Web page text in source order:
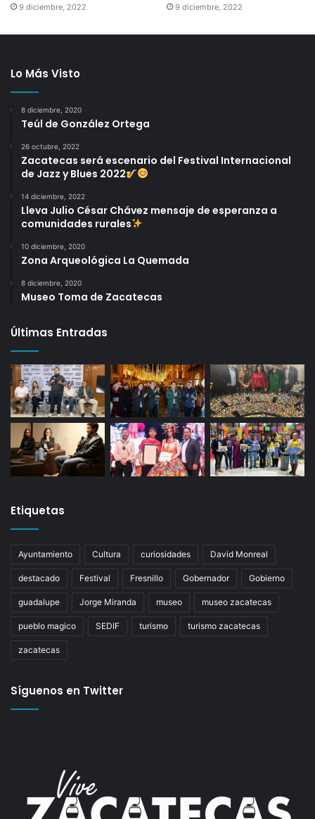
9 diciembre, 2022 9 diciembre, 2022
Lo Más Visto
8 diciembre, 2020
Teúl de González Ortega
26 octubre, 2022
Zacatecas será escenario del Festival Internacional
de Jazz y Blues 2022
14 diciembre, 2022
Lleva Julio César Chávez mensaje de esperanza a
comunidades rurales
10 diciembre, 2020
Zona Arqueológica La Quemada
8 diciembre, 2020
Museo Toma de Zacatecas
Últimas Entradas
Etiquetas
Ayuntamiento Cultura curiosidades David Monreal
destacado Festival Fresnillo Gobernador Gobierno
guadalupe Jorge Miranda museo museo zacatecas
pueblo magico SEDIF turismo turismo zacatecas
zacatecas
Síguenos en Twitter